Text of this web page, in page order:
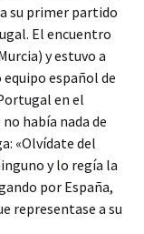
su primer partido
El encuentro
y estuvo a
español de
en el
había nada de
«Olvídate del
y lo regía la
por España,
representase a su